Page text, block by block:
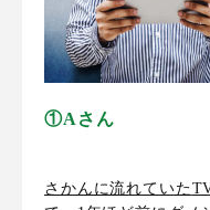
①Aさん
さかんに流れていた